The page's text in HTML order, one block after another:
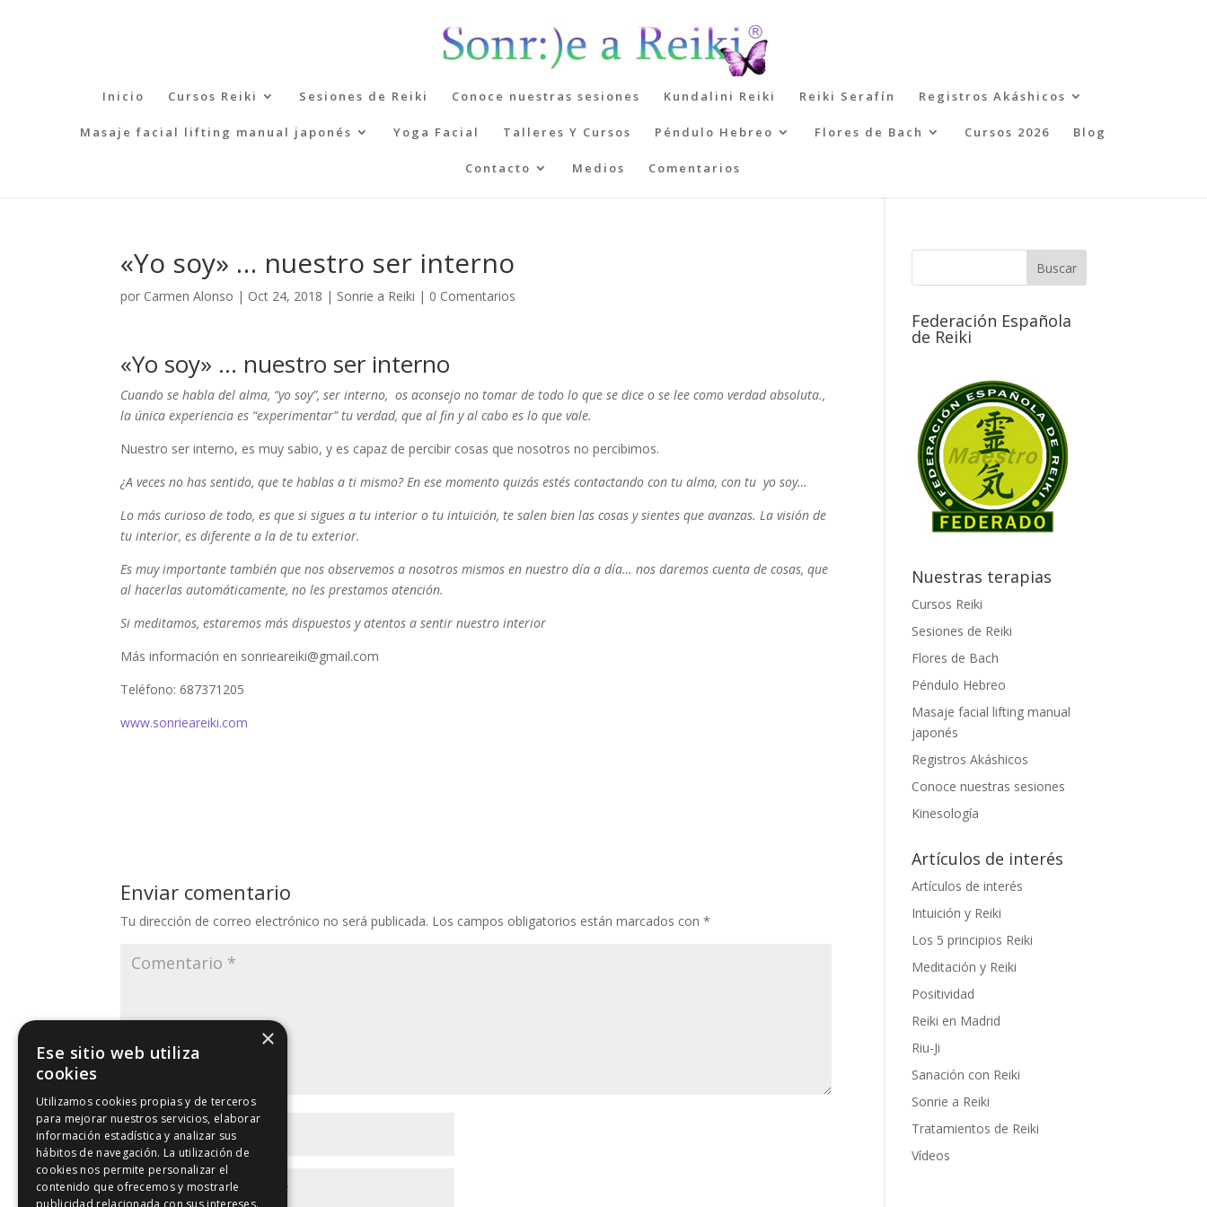
Inicio Cursos Reiki Sesiones de Reiki Conoce nuestras sesiones Kundalini Reiki Reiki Serafín Registros Akáshicos
Masaje facial lifting manual japonés Yoga Facial Talleres Y Cursos Péndulo Hebreo Flores de Bach Cursos 2026 Blog
Contacto Medios Comentarios
«Yo soy» … nuestro ser interno
por Carmen Alonso | Oct 24, 2018 | Sonrie a Reiki | 0 Comentarios
«Yo soy» … nuestro ser interno
Cuando se habla del alma, “yo soy”, ser interno, os aconsejo no tomar de todo lo que se dice o se lee como verdad absoluta.,
la única experiencia es “experimentar” tu verdad, que al fin y al cabo es lo que vale.
Nuestro ser interno, es muy sabio, y es capaz de percibir cosas que nosotros no percibimos.
¿A veces no has sentido, que te hablas a ti mismo? En ese momento quizás estés contactando con tu alma, con tu yo soy…
Lo más curioso de todo, es que si sigues a tu interior o tu intuición, te salen bien las cosas y sientes que avanzas. La visión de
tu interior, es diferente a la de tu exterior.
Es muy importante también que nos observemos a nosotros mismos en nuestro día a día… nos daremos cuenta de cosas, que
al hacerlas automáticamente, no les prestamos atención.
Si meditamos, estaremos más dispuestos y atentos a sentir nuestro interior
Más información en sonrieareiki@gmail.com
Teléfono: 687371205
www.sonrieareiki.com
Enviar comentario
Tu dirección de correo electrónico no será publicada. Los campos obligatorios están marcados con*
Federación Española
de Reiki
Nuestras terapias
Cursos Reiki
Sesiones de Reiki
Flores de Bach
Péndulo Hebreo
Masaje facial lifting manual
japonés
Registros Akáshicos
Conoce nuestras sesiones
Kinesología
Artículos de interés
Artículos de interés
Intuición y Reiki
Los 5 principios Reiki
Meditación y Reiki
Positividad
Reiki en Madrid
Riu-Ji
Sanación con Reiki
Sonrie a Reiki
Tratamientos de Reiki
Vídeos
×
Ese sitio web utiliza
cookies
Utilizamos cookies propias y de terceros
para mejorar nuestros servicios, elaborar
información estadística y analizar sus
hábitos de navegación. La utilización de
cookies nos permite personalizar el
contenido que ofrecemos y mostrarle
publicidad relacionada con sus intereses.